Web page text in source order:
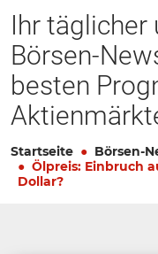
Ihr täglicher
Börsen-
besten
Startseite Börsen-
Ölpreis: Einbruch
Dollar?